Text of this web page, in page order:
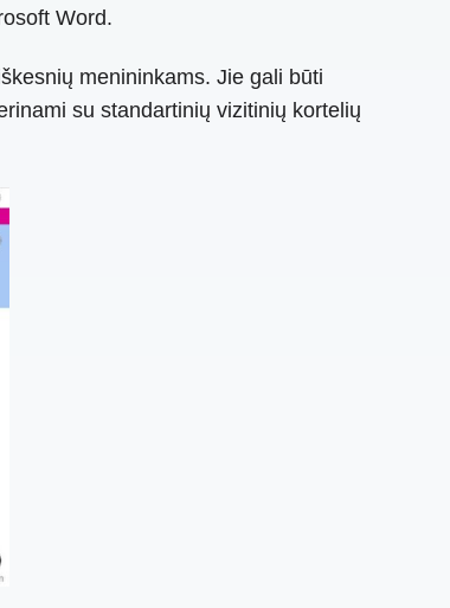
Word.
menininkams. Jie gali būti
su standartinių vizitinių kortelių